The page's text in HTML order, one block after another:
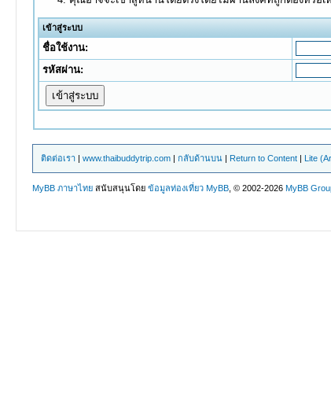
เข้าสู่ระบบ
ชื่อใช้งาน:
รหัสผ่าน:
ติดต่อเรา |www.thaibuddytrip.com |กลับด้านบน | Return to Content | Lite
MyBB ภาษาไทย สนับสนุนโดยข้อมูลท่องเที่ยว MyBB , © 2002-2026MyBB